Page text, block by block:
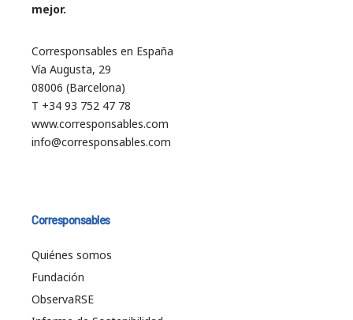
mejor.
Corresponsables en España
Vía Augusta, 29
08006 (Barcelona)
T +34 93 752 47 78
www.corresponsables.com
info@corresponsables.com
Corresponsables
Quiénes somos
Fundación
ObservaRSE